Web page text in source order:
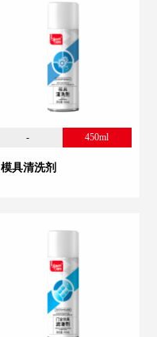
- 450ml
模具清洗剂